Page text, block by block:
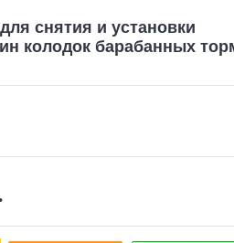
снятия и установки
колодок барабанных